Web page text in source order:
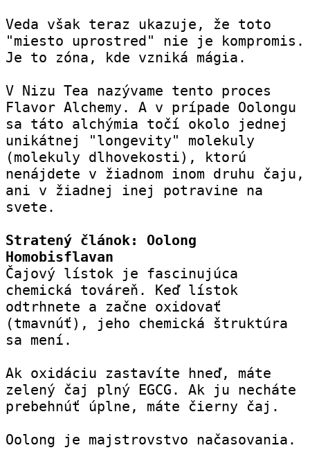
Veda však teraz ukazuje, že toto
"miesto uprostred" nie je kompromis.
Je to zóna, kde vzniká mágia.
V Nizu Tea nazývame tento proces
Flavor Alchemy. A v prípade Oolongu
sa táto alchýmia točí okolo jednej
unikátnej "longevity" molekuly
(molekuly dlhovekosti), ktorú
nenájdete v žiadnom inom druhu čaju,
ani v žiadnej inej potravine na
svete.
Stratený článok: Oolong
Homobisflavan
Čajový lístok je fascinujúca
chemická továreň. Keď lístok
odtrhnete a začne oxidovať
(tmavnúť), jeho chemická štruktúra
sa mení.
Ak oxidáciu zastavíte hneď, máte
zelený čaj plný EGCG. Ak ju necháte
prebehnúť úplne, máte čierny čaj.
Oolong je majstrovstvo načasovania.